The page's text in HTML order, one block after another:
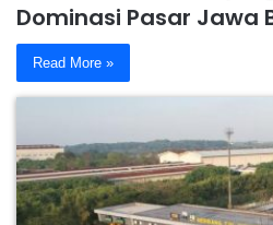
Dominasi Pasar Jawa
Read More »